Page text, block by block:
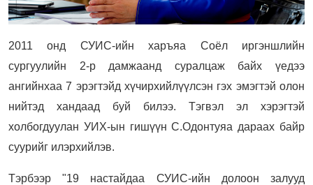
2011 онд СУИС-ийн харъяа Соёл иргэншлийн
сургуулийн 2-р дамжаанд суралцаж байх үедээ
ангийнхаа 7 эрэгтэйд хүчирхийлүүлсэн гэх эмэгтэй олон
нийтэд хандаад буй билээ. Тэгвэл эл хэрэгтэй
холбогдуулан УИХ-ын гишүүн С.Одонтуяа дараах байр
суурийг илэрхийлэв.
Тэрбээр "19 настайдаа СУИС-ийн долоон залууд